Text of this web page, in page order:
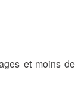
et moins de